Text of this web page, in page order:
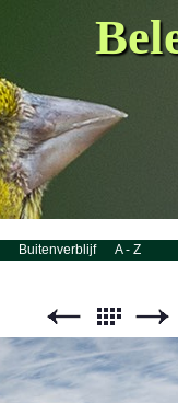
Buitenverblijf A - Z